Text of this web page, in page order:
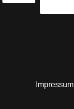
Impressum